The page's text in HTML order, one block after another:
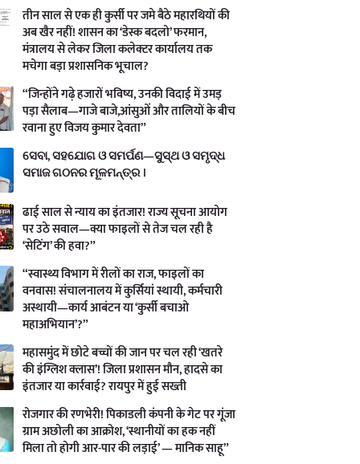
तीन साल से एक ही कुर्सी पर जमे बैठे महारथियों की
अब खैर नहीं! शासन का ‘डेस्क बदलो’ फरमान,
मंत्रालय से लेकर जिला कलेक्टर कार्यालय तक
मचेगा बड़ा प्रशासनिक भूचाल?
“जिन्होंने गढ़े हजारों भविष्य, उनकी विदाई में उमड़
पड़ा सैलाब—गाजे बाजे,आंसुओं और तालियों के बीच
रवाना हुए विजय कुमार देवता”
ସେବା, ସହଯୋଗ ଓ ସମର୍ପଣ—ସୁସ୍ଥ ଓ ସମୃଦ୍ଧ
ସମାଜ ଗଠନର ମୂଳମନ୍ତ୍ର ।
ढाई साल से न्याय का इंतजार! राज्य सूचना आयोग
पर उठे सवाल—क्या फाइलों से तेज चल रही है
‘सेटिंग’ की हवा?”
“स्वास्थ्य विभाग में रीलों का राज, फाइलों का
वनवास! संचालनालय में कुर्सियां स्थायी, कर्मचारी
अस्थायी—कार्य आबंटन या ‘कुर्सी बचाओ
महाअभियान’?”
महासमुंद में छोटे बच्चों की जान पर चल रही ‘खतरे
की इंग्लिश क्लास’! जिला प्रशासन मौन, हादसे का
इंतजार या कार्रवाई? रायपुर में हुई सख्ती
रोजगार की रणभेरी! पिकाडली कंपनी के गेट पर गूंजा
ग्राम अछोली का आक्रोश, ‘स्थानीयों का हक नहीं
मिला तो होगी आर-पार की लड़ाई’ — मानिक साहू”